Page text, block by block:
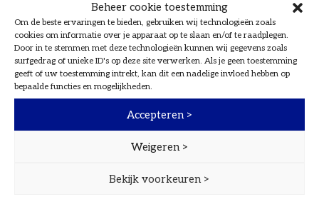
Beheer cookie toestemming
Om de beste ervaringen te bieden, gebruiken wij technologieën zoals
cookies om informatie over je apparaat op te slaan en/of te raadplegen.
Door in te stemmen met deze technologieën kunnen wij gegevens zoals
surfgedrag of unieke ID's op deze site verwerken. Als je geen toestemming
geeft of uw toestemming intrekt, kan dit een nadelige invloed hebben op
bepaalde functies en mogelijkheden.
Accepteren >
Weigeren >
Bekijk voorkeuren >
aan te spreken.
Al het werk wordt uit handen
genomen
werk uit handen. Van de eerste waardebepaling tot
Onze makelaars zorgen voor professionele foto’s,
aantrekkelijke teksten, het plannen en begeleiden
van bezichtigingen, en het voeren van